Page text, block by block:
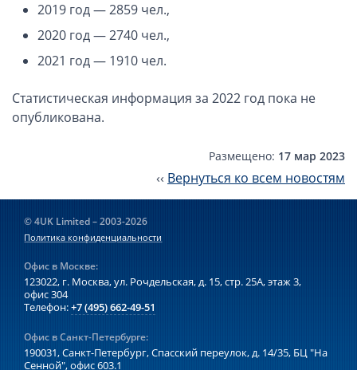
Компании в Сингапуре
Компании на Кипре
Канадские компании LTD
Компании в США (Флорида)
Оффшоры на Маршалловых Островах
Финансовая отчетность
Открытие счёта
2019 год — 2859 чел.,
2020 год — 2740 чел.,
2021 год — 1910 чел.
Статистическая информация за 2022 год пока не
опубликована.
Размещено: 17 мар 2023
‹‹ Вернуться ко всем новостям
© 4UK Limited – 2003-2026
Политика конфиденциальности
Офис в Москве:
123022, г. Москва, ул. Рочдельская, д. 15, стр. 25А,этаж 3,
офис 304
Телефон:+7 (495) 662-49-51
Офис в Санкт-Петербурге:
190031, Санкт-Петербург, Спасский переулок, д. 14/35, БЦ "На
Сенной", офис 603.1